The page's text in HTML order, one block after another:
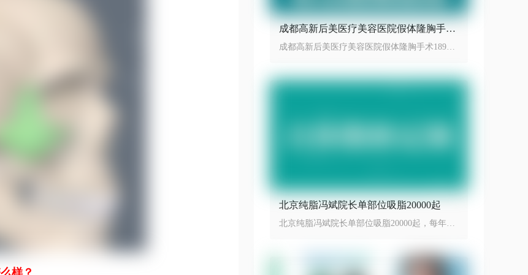
样？
成都高新后美医疗美容医院假体隆胸手术
18999起
成都高新后美医疗美容医院假体隆胸手术18999
北京纯脂冯斌院长单部位吸脂20000起
北京纯脂冯斌院长单部位吸脂20000起，每年限